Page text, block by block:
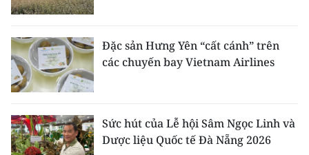
Đặc sản Hưng Yên “cất cánh” trên
các chuyến bay Vietnam Airlines
Sức hút của Lễ hội Sâm Ngọc Linh và
Dược liệu Quốc tế Đà Nẵng 2026